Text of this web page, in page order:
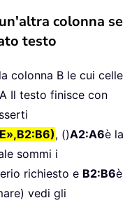
colonna se
testo
colonna B le cui celle
Il testo finisce con
, ()A2:A6è la
sommi i
richiesto e B2:B6è
vedi gli